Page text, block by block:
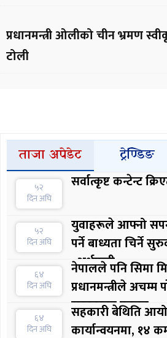
प्रधानमन्त्री ओलीको चीन भ्रमण
टोली
ताजा अपेडेट ट्रेण्डिङ
५२
दिन अघि
सर्वात्कृष्ट कन्टेन्ट
५२
दिन अघि
युवाहरूले आफ्नो
पर्ने बाध्यता चिर्ने
: अर्थमन्त्री
६४
दिन अघि
नेपालले पनि सिमा
प्रधानमन्त्रीले अचम्म
सरकारका प्रवक्ता
६४
दिन अघि
सहकारी बेथिति
कार्यान्वयनमा, १४